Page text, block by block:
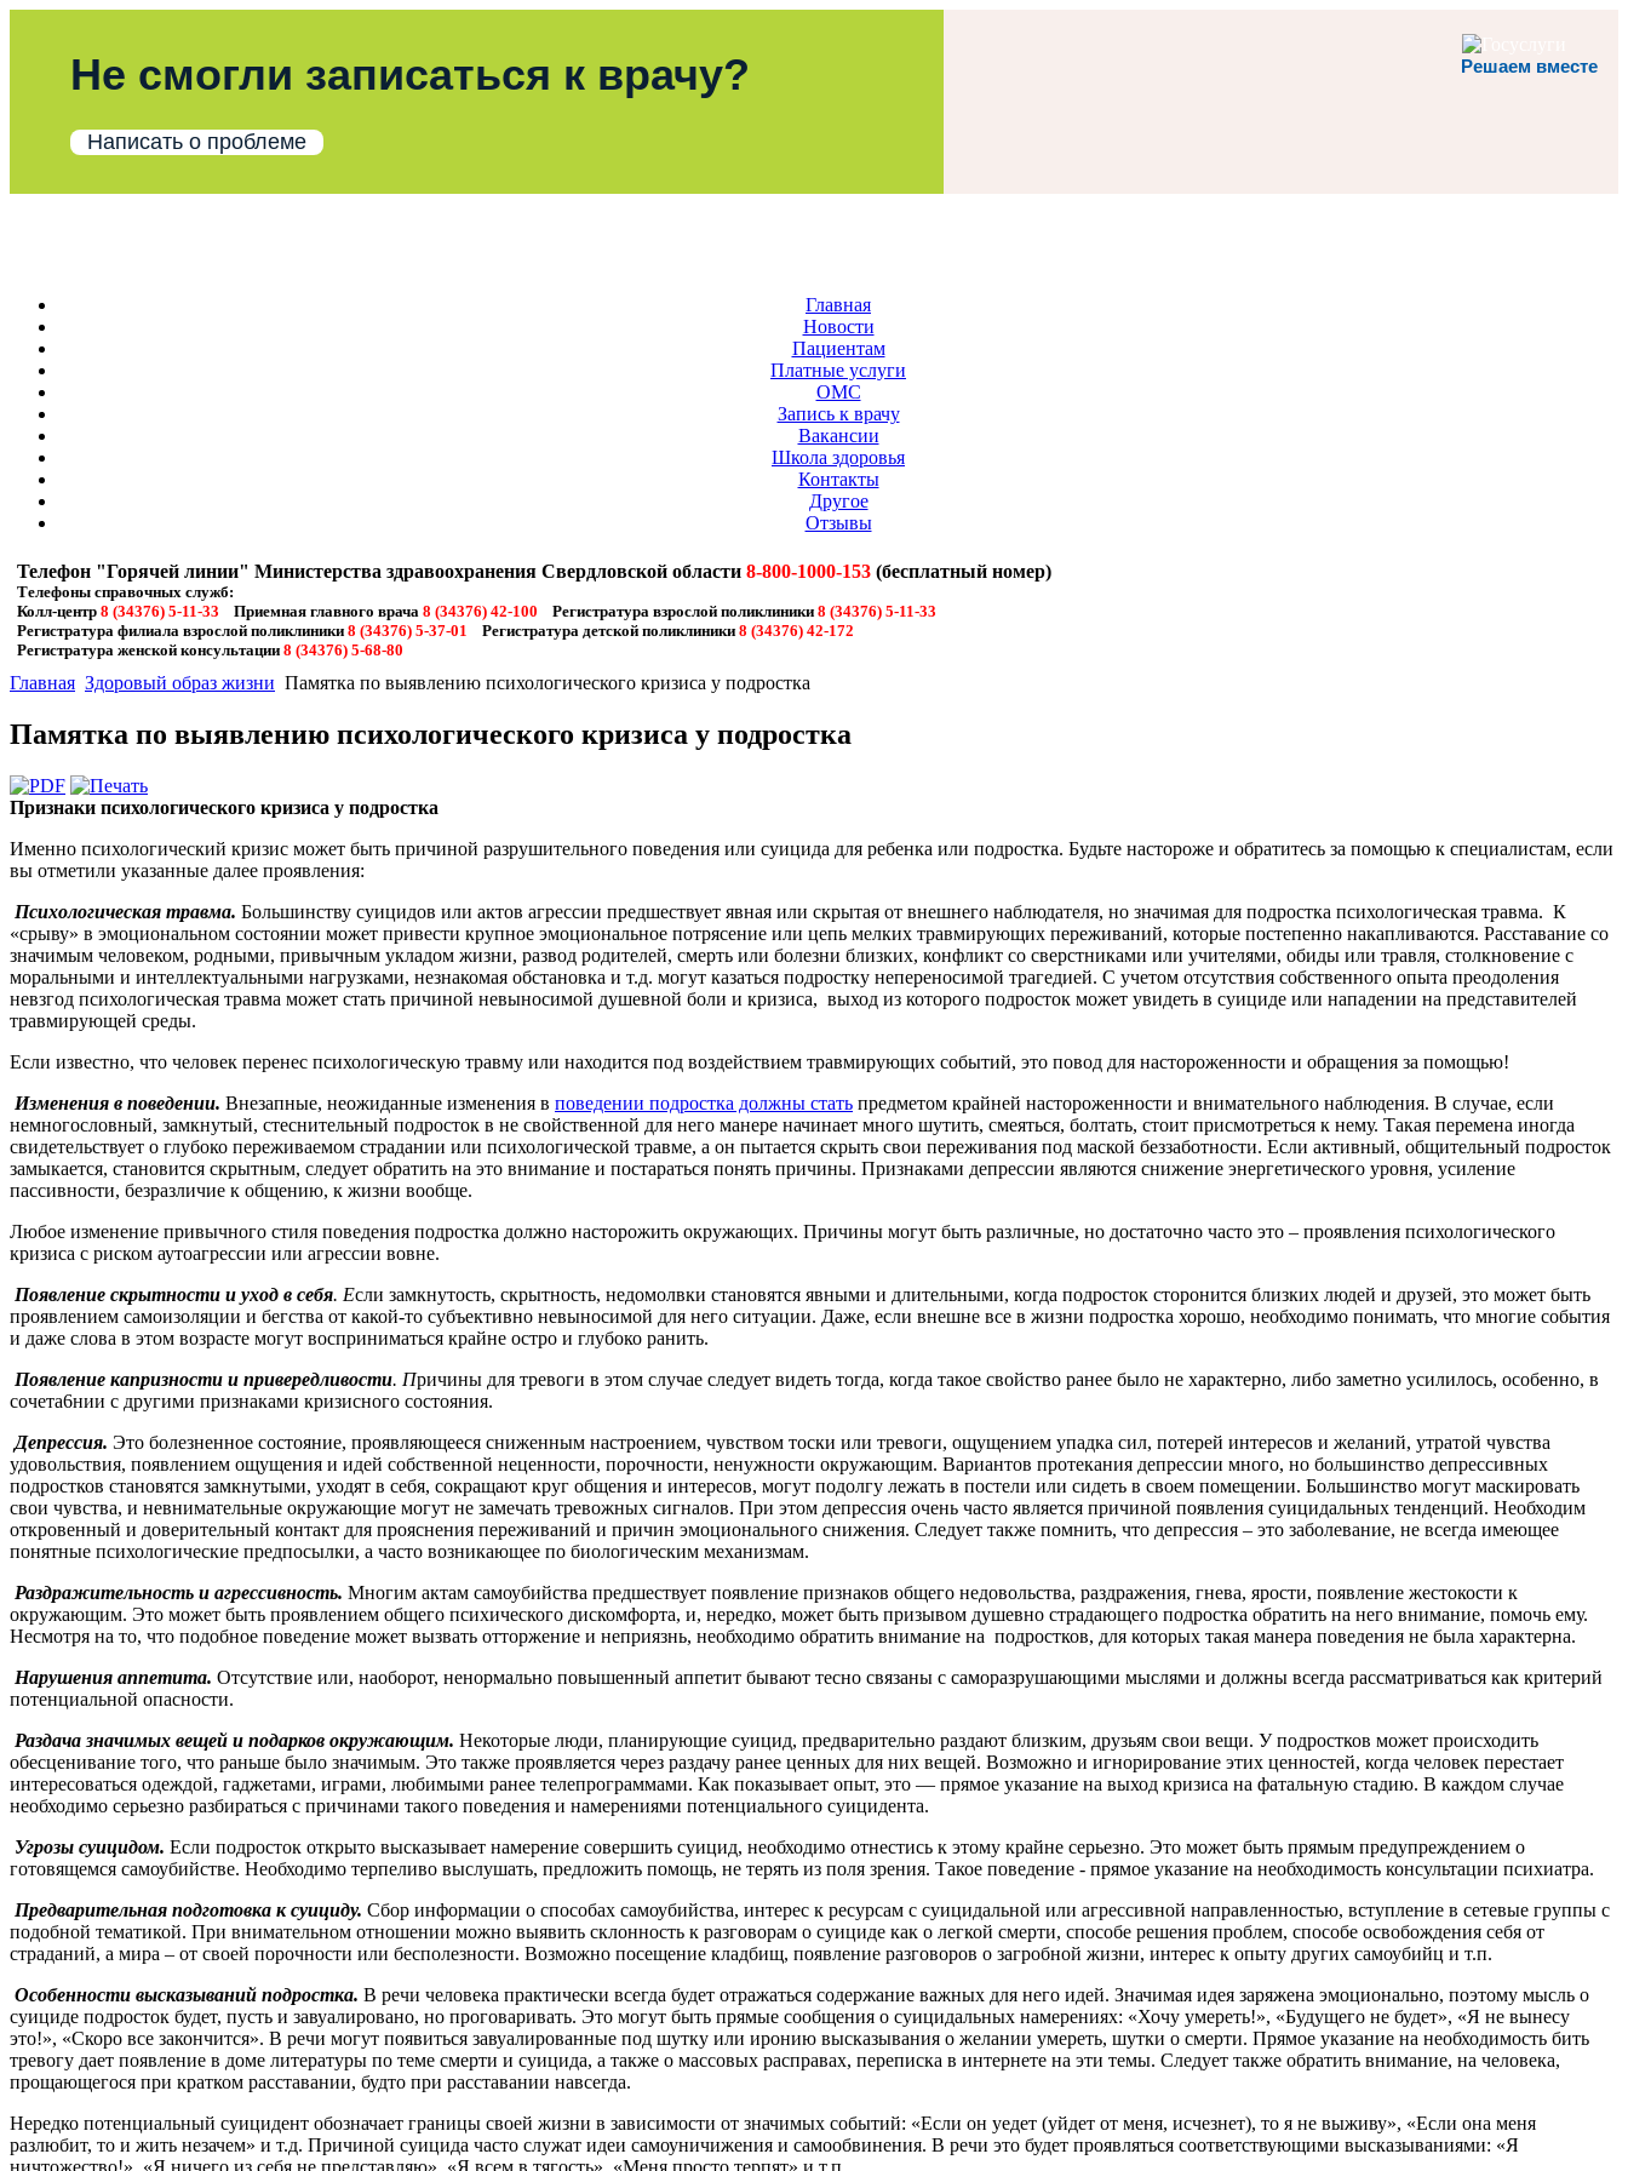
Решаем вместе
Не смогли записаться к врачу?
Написать о проблеме
Главная
Новости
Пациентам
Платные услуги
ОМС
Запись к врачу
Вакансии
Школа здоровья
Контакты
Другое
Отзывы
Телефон "Горячей линии" Министерства здравоохранения Свердловской области 8-800-1000-153 (бесплатный номер)
Телефоны справочных служб:
Колл-центр 8 (34376) 5-11-33 Приемная главного врача 8 (34376) 42-100 Регистратура взрослой поликлиники 8 (34376) 5-11-33
Регистратура филиала взрослой поликлиники 8 (34376) 5-37-01 Регистратура детской поликлиники 8 (34376) 42-172
Регистратура женской консультации 8 (34376) 5-68-80
Главная Здоровый образ жизни Памятка по выявлению психологического кризиса у подростка
Памятка по выявлению психологического кризиса у подростка
Признаки психологического кризиса у подростка
Именно психологический кризис может быть причиной разрушительного поведения или суицида для ребенка или подростка. Будьте настороже и обратитесь за помощью к специалистам, если
вы отметили указанные далее проявления:
Психологическая травма. Большинству суицидов или актов агрессии предшествует явная или скрытая от внешнего наблюдателя, но значимая для подростка психологическая травма. К
«срыву» в эмоциональном состоянии может привести крупное эмоциональное потрясение или цепь мелких травмирующих переживаний, которые постепенно накапливаются. Расставание со
значимым человеком, родными, привычным укладом жизни, развод родителей, смерть или болезни близких, конфликт со сверстниками или учителями, обиды или травля, столкновение с
моральными и интеллектуальными нагрузками, незнакомая обстановка и т.д. могут казаться подростку непереносимой трагедией. С учетом отсутствия собственного опыта преодоления
невзгод психологическая травма может стать причиной невыносимой душевной боли и кризиса, выход из которого подросток может увидеть в суициде или нападении на представителей
травмирующей среды.
Если известно, что человек перенес психологическую травму или находится под воздействием травмирующих событий, это повод для настороженности и обращения за помощью!
Изменения в поведении. Внезапные, неожиданные изменения в поведении подростка должны стать предметом крайней настороженности и внимательного наблюдения. В случае, если
немногословный, замкнутый, стеснительный подросток в не свойственной для него манере начинает много шутить, смеяться, болтать, стоит присмотреться к нему. Такая перемена иногда
свидетельствует о глубоко переживаемом страдании или психологической травме, а он пытается скрыть свои переживания под маской беззаботности. Если активный, общительный подросток
замыкается, становится скрытным, следует обратить на это внимание и постараться понять причины. Признаками депрессии являются снижение энергетического уровня, усиление
пассивности, безразличие к общению, к жизни вообще.
Любое изменение привычного стиля поведения подростка должно насторожить окружающих. Причины могут быть различные, но достаточно часто это – проявления психологического
кризиса с риском аутоагрессии или агрессии вовне.
Появление скрытности и уход в себя. Если замкнутость, скрытность, недомолвки становятся явными и длительными, когда подросток сторонится близких людей и друзей, это может быть
проявлением самоизоляции и бегства от какой-то субъективно невыносимой для него ситуации. Даже, если внешне все в жизни подростка хорошо, необходимо понимать, что многие события
и даже слова в этом возрасте могут восприниматься крайне остро и глубоко ранить.
Появление капризности и привередливости. Причины для тревоги в этом случае следует видеть тогда, когда такое свойство ранее было не характерно, либо заметно усилилось, особенно, в
сочета6нии с другими признаками кризисного состояния.
Депрессия. Это болезненное состояние, проявляющееся сниженным настроением, чувством тоски или тревоги, ощущением упадка сил, потерей интересов и желаний, утратой чувства
удовольствия, появлением ощущения и идей собственной неценности, порочности, ненужности окружающим. Вариантов протекания депрессии много, но большинство депрессивных
подростков становятся замкнутыми, уходят в себя, сокращают круг общения и интересов, могут подолгу лежать в постели или сидеть в своем помещении. Большинство могут маскировать
свои чувства, и невнимательные окружающие могут не замечать тревожных сигналов. При этом депрессия очень часто является причиной появления суицидальных тенденций. Необходим
откровенный и доверительный контакт для прояснения переживаний и причин эмоционального снижения. Следует также помнить, что депрессия – это заболевание, не всегда имеющее
понятные психологические предпосылки, а часто возникающее по биологическим механизмам.
Раздражительность и агрессивность. Многим актам самоубийства предшествует появление признаков общего недовольства, раздражения, гнева, ярости, появление жестокости к
окружающим. Это может быть проявлением общего психического дискомфорта, и, нередко, может быть призывом душевно страдающего подростка обратить на него внимание, помочь ему.
Несмотря на то, что подобное поведение может вызвать отторжение и неприязнь, необходимо обратить внимание на подростков, для которых такая манера поведения не была характерна.
Нарушения аппетита. Отсутствие или, наоборот, ненормально повышенный аппетит бывают тесно связаны с саморазрушающими мыслями и должны всегда рассматриваться как критерий
потенциальной опасности.
Раздача значимых вещей и подарков окружающим. Некоторые люди, планирующие суицид, предварительно раздают близким, друзьям свои вещи. У подростков может происходить
обесценивание того, что раньше было значимым. Это также проявляется через раздачу ранее ценных для них вещей. Возможно и игнорирование этих ценностей, когда человек перестает
интересоваться одеждой, гаджетами, играми, любимыми ранее телепрограммами. Как показывает опыт, это — прямое указание на выход кризиса на фатальную стадию. В каждом случае
необходимо серьезно разбираться с причинами такого поведения и намерениями потенциального суицидента.
Угрозы суицидом. Если подросток открыто высказывает намерение совершить суицид, необходимо отнестись к этому крайне серьезно. Это может быть прямым предупреждением о
готовящемся самоубийстве. Необходимо терпеливо выслушать, предложить помощь, не терять из поля зрения. Такое поведение - прямое указание на необходимость консультации психиатра.
Предварительная подготовка к суициду. Сбор информации о способах самоубийства, интерес к ресурсам с суицидальной или агрессивной направленностью, вступление в сетевые группы с
подобной тематикой. При внимательном отношении можно выявить склонность к разговорам о суициде как о легкой смерти, способе решения проблем, способе освобождения себя от
страданий, а мира – от своей порочности или бесполезности. Возможно посещение кладбищ, появление разговоров о загробной жизни, интерес к опыту других самоубийц и т.п.
Особенности высказываний подростка. В речи человека практически всегда будет отражаться содержание важных для него идей. Значимая идея заряжена эмоционально, поэтому мысль о
суициде подросток будет, пусть и завуалировано, но проговаривать. Это могут быть прямые сообщения о суицидальных намерениях: «Хочу умереть!», «Будущего не будет», «Я не вынесу
это!», «Скоро все закончится». В речи могут появиться завуалированные под шутку или иронию высказывания о желании умереть, шутки о смерти. Прямое указание на необходимость бить
тревогу дает появление в доме литературы по теме смерти и суицида, а также о массовых расправах, переписка в интернете на эти темы. Следует также обратить внимание, на человека,
прощающегося при кратком расставании, будто при расставании навсегда.
Нередко потенциальный суицидент обозначает границы своей жизни в зависимости от значимых событий: «Если он уедет (уйдет от меня, исчезнет), то я не выживу», «Если она меня
разлюбит, то и жить незачем» и т.д. Причиной суицида часто служат идеи самоуничижения и самообвинения. В речи это будет проявляться соответствующими высказываниями: «Я